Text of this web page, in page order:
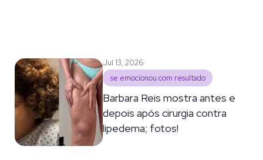
Jul 13, 2026
se emocionou com resultado
Barbara Reis mostra antes e
depois após cirurgia contra
lipedema; fotos!